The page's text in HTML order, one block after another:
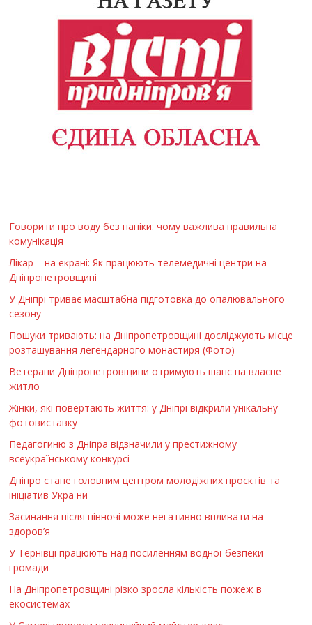
Говорити про воду без паніки: чому важлива правильна
комунікація
Лікар – на екрані: Як працюють телемедичні центри на
Дніпропетровщині
У Дніпрі триває масштабна підготовка до опалювального
сезону
Пошуки тривають: на Дніпропетровщині досліджують місце
розташування легендарного монастиря (Фото)
Ветерани Дніпропетровщини отримують шанс на власне
житло
Жінки, які повертають життя: у Дніпрі відкрили унікальну
фотовиставку
Педагогиню з Дніпра відзначили у престижному
всеукраїнському конкурсі
Дніпро стане головним центром молодіжних проєктів та
ініціатив України
Засинання після півночі може негативно впливати на
здоров’я
У Тернівці працюють над посиленням водної безпеки
громади
На Дніпропетровщині різко зросла кількість пожеж в
екосистемах